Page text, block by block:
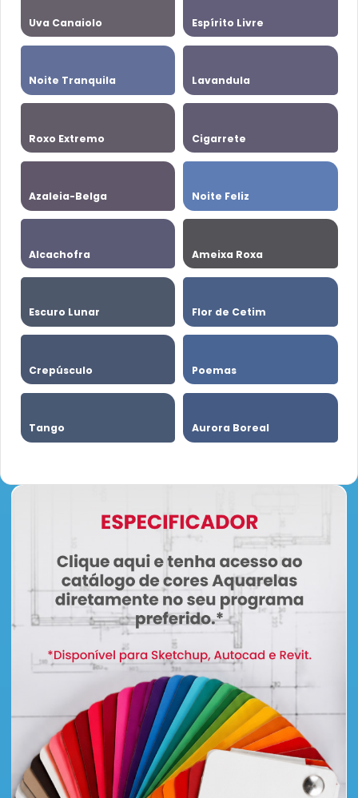
Uva Canaiolo Espírito Livre
Noite Tranquila Lavandula
Roxo Extremo Cigarrete
Azaleia-Belga Noite Feliz
Alcachofra Ameixa Roxa
Escuro Lunar Flor de Cetim
Crepúsculo Poemas
Tango Aurora Boreal